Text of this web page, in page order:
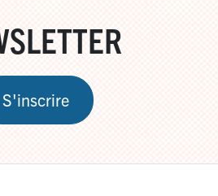
S'inscrire